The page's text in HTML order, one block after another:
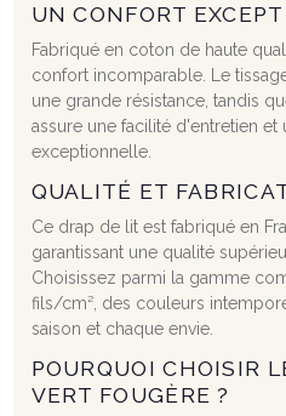
UN CONFORT
Fabriqué en coton de haute
confort incomparable. Le
une grande résistance, tandis
assure une facilité d'entretien et
exceptionnelle.
QUALITÉ ET
Ce drap de lit est fabriqué en
garantissant une qualité
Choisissez parmi la gamme
fils/cm², des couleurs
saison et chaque envie.
POURQUOI CHOISIR
VERT FOUGÈRE ?